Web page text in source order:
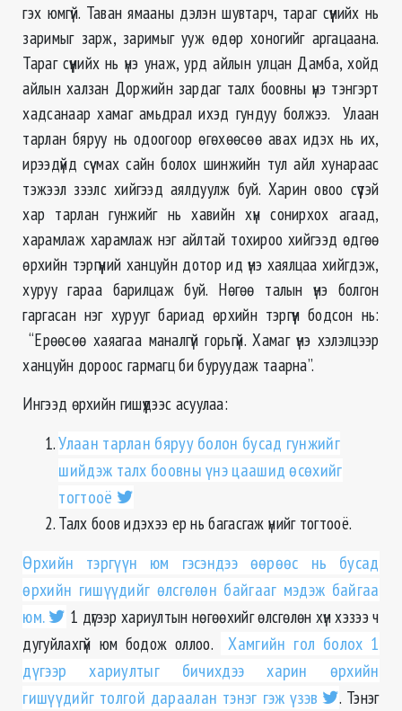
гэх юмгүй. Таван ямааны дэлэн шувтарч, тараг сүүнийх нь
заримыг зарж, заримыг ууж өдөр хоногийг аргацаана.
Тараг сүүнийх нь үнэ унаж, урд айлын улцан Дамба, хойд
айлын халзан Доржийн зардаг талх боовны үнэ тэнгэрт
хадсанаар хамаг амьдрал ихэд гундуу болжээ. Улаан
тарлан бяруу нь одоогоор өгөхөөсөө авах идэх нь их,
ирээдүйд сүү мах сайн болох шинжийн тул айл хунараас
тэжээл зээлс хийгээд аялдуулж буй. Харин овоо сүүтэй
хар тарлан гунжийг нь хавийн хүн сонирхох агаад,
харамлаж харамлаж нэг айлтай тохироо хийгээд өдгөө
өрхийн тэргүүний ханцуйн дотор ид үнэ хаялцаа хийгдэж,
хуруу гараа барилцаж буй. Нөгөө талын үнэ болгон
гаргасан нэг хурууг бариад өрхийн тэргүүн бодсон нь:
“Ерөөсөө хаяагаа маналгүй горьгүй. Хамаг үнэ хэлэлцээр
ханцуйн дороос гармагц би буруудаж таарна”.
Ингээд өрхийн гишүүдээс асуулаа:
Улаан тарлан бяруу болон бусад гунжийг
шийдэж талх боовны үнэ цаашид өсөхийг
тогтооё
Талх боов идэхээ ер нь багасгаж үнийг тогтооё.
Өрхийн тэргүүн юм гэсэндээ өөрөөс нь бусад
өрхийн гишүүдийг өлсгөлөн байгааг мэдэж байгаа
юм.
1 дүгээр хариултын нөгөөхийг өлсгөлөн хүн хэзээ ч
дугуйлахгүй юм бодож оллоо.
Хамгийн гол болох 1
дүгээр хариултыг бичихдээ харин өрхийн
гишүүдийг толгой дараалан тэнэг гэж үзэв
. Тэнэг